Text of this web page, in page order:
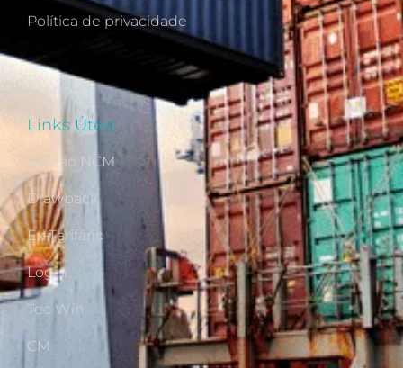
Política de privacidade
Links Úteis
Gestão NCM
Drawback
Ex-Tarifário
Login
Tec Win
CM